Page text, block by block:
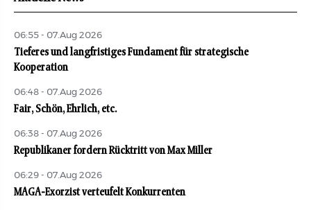
06:55 - 07.Aug 2026
Tieferes und langfristiges Fundament für strategische
Kooperation
06:48 - 07.Aug 2026
Fair, Schön, Ehrlich, etc.
06:38 - 07.Aug 2026
Republikaner fordern Rücktritt von Max Miller
06:29 - 07.Aug 2026
MAGA-Exorzist verteufelt Konkurrenten